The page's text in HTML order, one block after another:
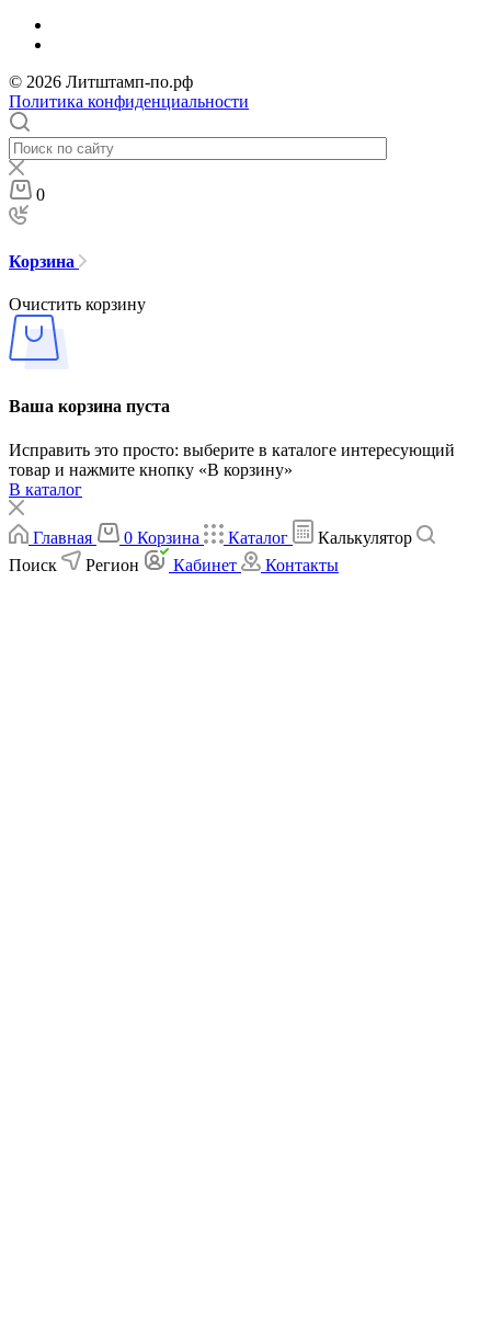
© 2026 Литштамп-по.рф
Политика конфиденциальности
0
Корзина
Очистить корзину
Ваша корзина пуста
Исправить это просто: выберите в каталоге интересующий
товар и нажмите кнопку «В корзину»
В каталог
Главная 0 Корзина Каталог
Калькулятор
Поиск
Регион Кабинет Контакты